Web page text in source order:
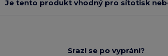
Je tento produkt vhodný pro sítotisk
Srazí se po vyprání?